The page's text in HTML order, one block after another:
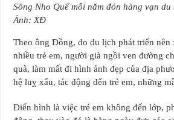
Sông Nho Quế mỗi năm đón hàng vạn
Ảnh: XĐ
Theo ông Đồng, do du lịch phát triển nên
nhiều trẻ em, người già ngồi ven đường
quà, làm mất đi hình ảnh đẹp của địa
hệ luỵ xấu, tác động đến trẻ em, những
Điển hình là việc trẻ em không đến lớp,